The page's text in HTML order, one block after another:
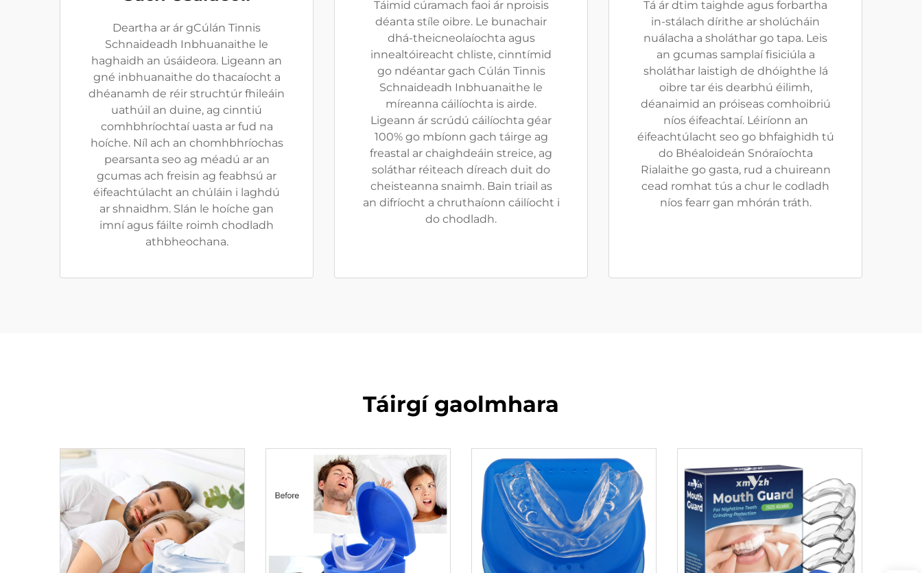
Deartha ar ár gCúlán Tinnis
Schnaideadh Inbhuanaithe le
haghaidh an úsáideora. Ligeann an
gné inbhuanaithe do thacaíocht a
dhéanamh de réir struchtúr fhileáin
uathúil an duine, ag cinntiú
comhbhríochtaí uasta ar fud na
hoíche. Níl ach an chomhbhríochas
pearsanta seo ag méadú ar an
gcumas ach freisin ag feabhsú ar
éifeachtúlacht an chúláin i laghdú
ar shnaidhm. Slán le hoíche gan
imní agus fáilte roimh chodladh
athbheochana.
Táimid cúramach faoi ár nproisis
déanta stíle oibre. Le bunachair
dhá-theicneolaíochta agus
innealtóireacht chliste, cinntímid
go ndéantar gach Cúlán Tinnis
Schnaideadh Inbhuanaithe le
míreanna cáilíochta is airde.
Ligeann ár scrúdú cáilíochta géar
100% go mbíonn gach táirge ag
freastal ar chaighdeáin streice, ag
soláthar réiteach díreach duit do
cheisteanna snaimh. Bain triail as
an difríocht a chruthaíonn cáilíocht i
do chodladh.
Tá ár dtim taighde agus forbartha
in-stálach dírithe ar sholúcháin
nuálacha a sholáthar go tapa. Leis
an gcumas samplaí fisiciúla a
sholáthar laistigh de dhóighthe lá
oibre tar éis dearbhú éilimh,
déanaimid an próiseas comhoibriú
níos éifeachtaí. Léiríonn an
éifeachtúlacht seo go bhfaighidh tú
do Bhéaloideán Snóraíochta
Rialaithe go gasta, rud a chuireann
cead romhat tús a chur le codladh
níos fearr gan mhórán tráth.
Táirgí gaolmhara